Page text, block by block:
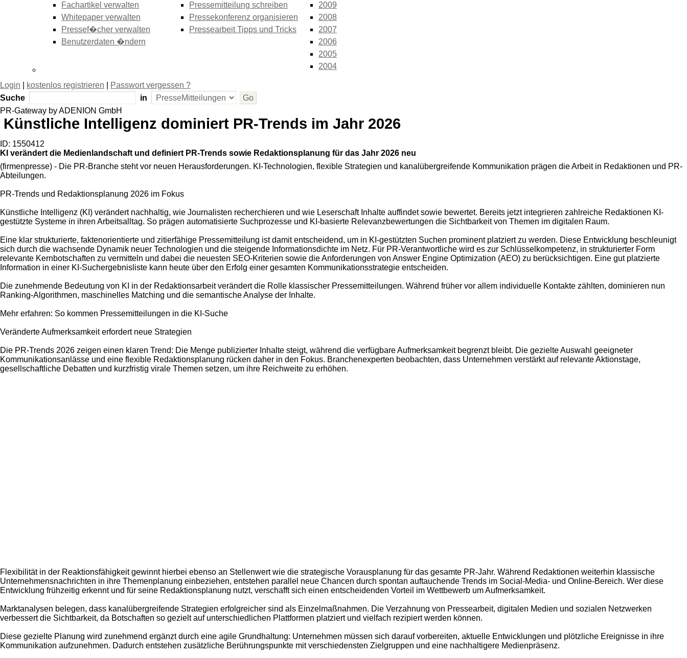
Fachartikel verwalten
Whitepaper verwalten
Pressef�cher verwalten
Benutzerdaten �ndern
Pressemitteilung schreiben
Pressekonferenz organisieren
Pressearbeit Tipps und Tricks
2009
2008
2007
2006
2005
2004
Login kostenlos registrieren
Passwort vergessen ?
Suche
in
PR-Gateway by ADENION GmbH
Künstliche Intelligenz dominiert PR-Trends im Jahr 2026
ID: 1550412
KI verändert die Medienlandschaft und definiert PR-Trends sowie Redaktionsplanung für das Jahr 2026 neu
(firmenpresse) - Die PR-Branche steht vor neuen Herausforderungen. KI-Technologien, flexible Strategien und kanalübergreifende Kommunikation prägen die Arbeit in Redaktionen und PR-
Abteilungen.
PR-Trends und Redaktionsplanung 2026 im Fokus
Künstliche Intelligenz (KI) verändert nachhaltig, wie Journalisten recherchieren und wie Leserschaft Inhalte auffindet sowie bewertet. Bereits jetzt integrieren zahlreiche Redaktionen KI-
gestützte Systeme in ihren Arbeitsalltag. So prägen automatisierte Suchprozesse und KI-basierte Relevanzbewertungen die Sichtbarkeit von Themen im digitalen Raum.
Eine klar strukturierte, faktenorientierte und zitierfähige Pressemitteilung ist damit entscheidend, um in KI-gestützten Suchen prominent platziert zu werden. Diese Entwicklung beschleunigt
sich durch die wachsende Dynamik neuer Technologien und die steigende Informationsdichte im Netz. Für PR-Verantwortliche wird es zur Schlüsselkompetenz, in strukturierter Form
relevante Kernbotschaften zu vermitteln und dabei die neuesten SEO-Kriterien sowie die Anforderungen von Answer Engine Optimization (AEO) zu berücksichtigen. Eine gut platzierte
Information in einer KI-Suchergebnisliste kann heute über den Erfolg einer gesamten Kommunikationsstrategie entscheiden.
Die zunehmende Bedeutung von KI in der Redaktionsarbeit verändert die Rolle klassischer Pressemitteilungen. Während früher vor allem individuelle Kontakte zählten, dominieren nun
Ranking-Algorithmen, maschinelles Matching und die semantische Analyse der Inhalte.
Mehr erfahren: So kommen Pressemitteilungen in die KI-Suche
Veränderte Aufmerksamkeit erfordert neue Strategien
Die PR-Trends 2026 zeigen einen klaren Trend: Die Menge publizierter Inhalte steigt, während die verfügbare Aufmerksamkeit begrenzt bleibt. Die gezielte Auswahl geeigneter
Kommunikationsanlässe und eine flexible Redaktionsplanung rücken daher in den Fokus. Branchenexperten beobachten, dass Unternehmen verstärkt auf relevante Aktionstage,
gesellschaftliche Debatten und kurzfristig virale Themen setzen, um ihre Reichweite zu erhöhen.
Flexibilität in der Reaktionsfähigkeit gewinnt hierbei ebenso an Stellenwert wie die strategische Vorausplanung für das gesamte PR-Jahr. Während Redaktionen weiterhin klassische
Unternehmensnachrichten in ihre Themenplanung einbeziehen, entstehen parallel neue Chancen durch spontan auftauchende Trends im Social-Media- und Online-Bereich. Wer diese
Entwicklung frühzeitig erkennt und für seine Redaktionsplanung nutzt, verschafft sich einen entscheidenden Vorteil im Wettbewerb um Aufmerksamkeit.
Marktanalysen belegen, dass kanalübergreifende Strategien erfolgreicher sind als Einzelmaßnahmen. Die Verzahnung von Pressearbeit, digitalen Medien und sozialen Netzwerken
verbessert die Sichtbarkeit, da Botschaften so gezielt auf unterschiedlichen Plattformen platziert und vielfach rezipiert werden können.
Diese gezielte Planung wird zunehmend ergänzt durch eine agile Grundhaltung: Unternehmen müssen sich darauf vorbereiten, aktuelle Entwicklungen und plötzliche Ereignisse in ihre
Kommunikation aufzunehmen. Dadurch entstehen zusätzliche Berührungspunkte mit verschiedensten Zielgruppen und eine nachhaltigere Medienpräsenz.